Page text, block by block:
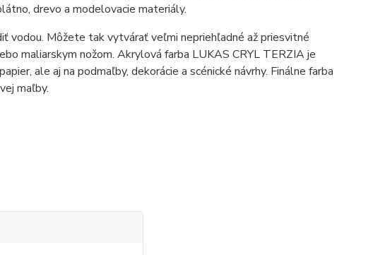
drevo a modelovacie materiály.
vodou. Môžete tak vytvárať veľmi nepriehľadné až priesvitné
maliarskym nožom. Akrylová farba LUKAS CRYL TERZIA je
ale aj na podmaľby, dekorácie a scénické návrhy. Finálne farba
maľby.